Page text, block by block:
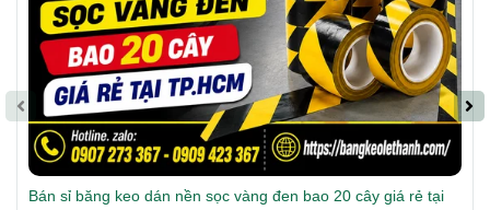
Bán sỉ băng keo dán nền sọc vàng đen bao 20 cây giá rẻ tại